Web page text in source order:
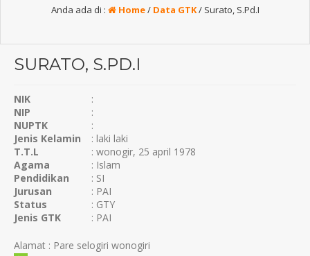
Anda ada di : Home/ Data GTK/ Surato, S.Pd.I
SURATO, S.PD.I
NIK
:
NIP
:
NUPTK
:
Jenis Kelamin
: laki laki
T.T.L
: wonogir, 25 april 1978
Agama
: Islam
Pendidikan
: SI
Jurusan
: PAI
Status
: GTY
Jenis GTK
: PAI
Alamat : Pare selogiri wonogiri